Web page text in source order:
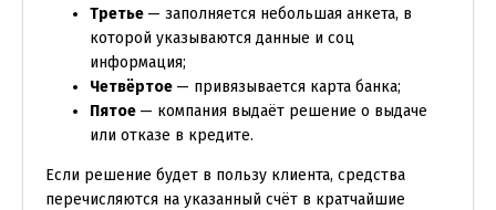
Третье — заполняется небольшая анкета, в
которой указываются данные и соц
информация;
Четвёртое — привязывается карта банка;
Пятое — компания выдаёт решение о выдаче
или отказе в кредите.
Если решение будет в пользу клиента, средства
перечисляются на указанный счёт в кратчайшие